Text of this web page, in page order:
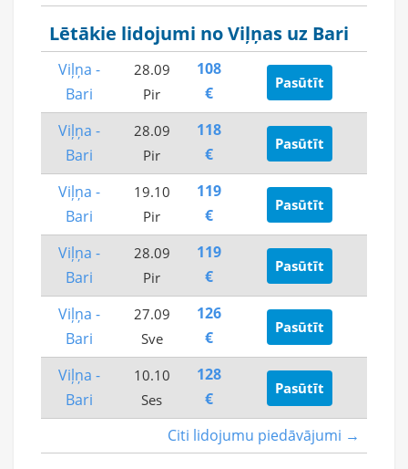
Lētākie lidojumi no Viļņas uz Bari
Citi lidojumu piedāvājumi →
Viļņa -
Bari
28.09
Pir
108
€
Pasūtīt
Viļņa -
Bari
28.09
Pir
118
€
Pasūtīt
Viļņa -
Bari
19.10
Pir
119
€
Pasūtīt
Viļņa -
Bari
28.09
Pir
119
€
Pasūtīt
Viļņa -
Bari
27.09
Sve
126
€
Pasūtīt
Viļņa -
Bari
10.10
Ses
128
€
Pasūtīt